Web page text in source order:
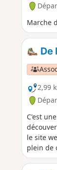
Marche
De
2,99
C'est
le site
plein de